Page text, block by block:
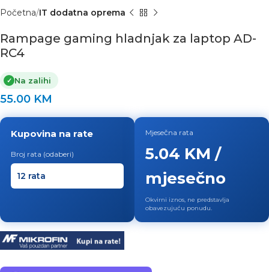
Početna IT dodatna oprema
Rampage gaming hladnjak za laptop AD-
RC4
✓ Na zalihi
55.00 KM
Kupovina na rate
Broj rata (odaberi)
Mjesečna rata
5.04 KM /
mjesečno
Okvirni iznos, ne predstavlja
obavezujuću ponudu.